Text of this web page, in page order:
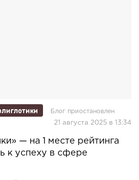
Блог приостановлен
21 августа 2025 в 13:34
— на 1 месте рейтинга
к успеху в сфере